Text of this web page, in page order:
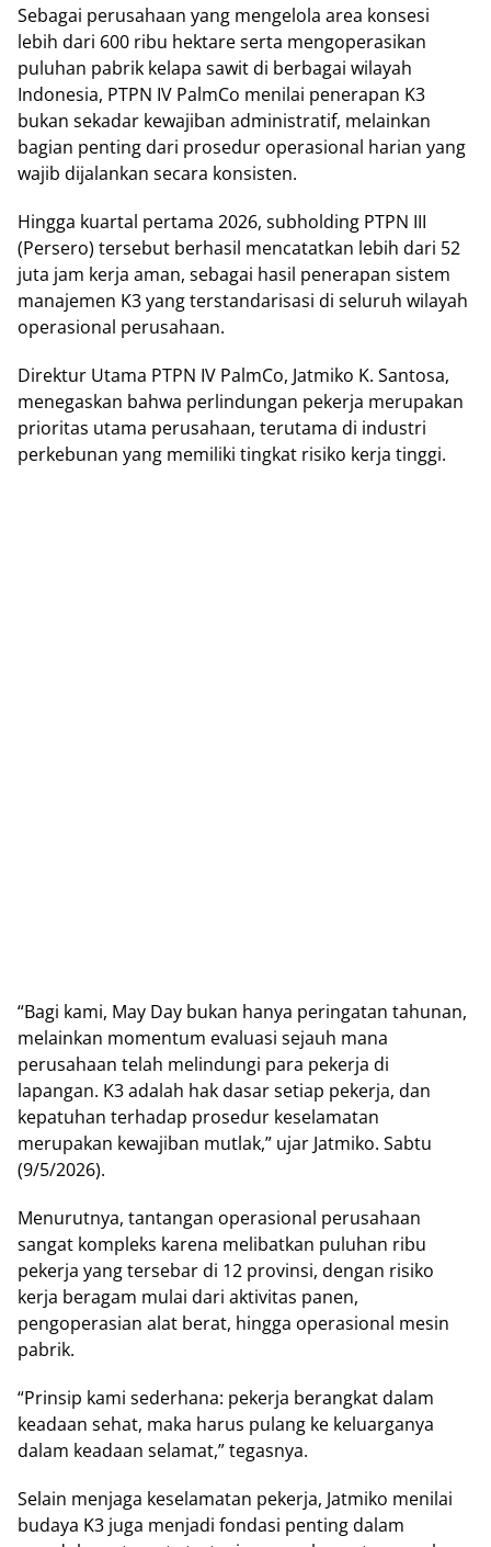
Sebagai perusahaan yang mengelola area konsesi
lebih dari 600 ribu hektare serta mengoperasikan
puluhan pabrik kelapa sawit di berbagai wilayah
Indonesia, PTPN IV PalmCo menilai penerapan K3
bukan sekadar kewajiban administratif, melainkan
bagian penting dari prosedur operasional harian yang
wajib dijalankan secara konsisten.
Hingga kuartal pertama 2026, subholding PTPN III
(Persero) tersebut berhasil mencatatkan lebih dari 52
juta jam kerja aman, sebagai hasil penerapan sistem
manajemen K3 yang terstandarisasi di seluruh wilayah
operasional perusahaan.
Direktur Utama PTPN IV PalmCo, Jatmiko K. Santosa,
menegaskan bahwa perlindungan pekerja merupakan
prioritas utama perusahaan, terutama di industri
perkebunan yang memiliki tingkat risiko kerja tinggi.
“Bagi kami, May Day bukan hanya peringatan tahunan,
melainkan momentum evaluasi sejauh mana
perusahaan telah melindungi para pekerja di
lapangan. K3 adalah hak dasar setiap pekerja, dan
kepatuhan terhadap prosedur keselamatan
merupakan kewajiban mutlak,” ujar Jatmiko. Sabtu
(9/5/2026).
Menurutnya, tantangan operasional perusahaan
sangat kompleks karena melibatkan puluhan ribu
pekerja yang tersebar di 12 provinsi, dengan risiko
kerja beragam mulai dari aktivitas panen,
pengoperasian alat berat, hingga operasional mesin
pabrik.
“Prinsip kami sederhana: pekerja berangkat dalam
keadaan sehat, maka harus pulang ke keluarganya
dalam keadaan selamat,” tegasnya.
Selain menjaga keselamatan pekerja, Jatmiko menilai
budaya K3 juga menjadi fondasi penting dalam